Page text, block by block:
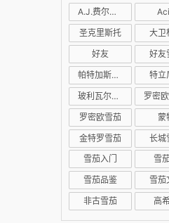
A.J.费尔南德斯
圣克里斯托
大卫
好友
好友
帕特加斯雪茄
特立
玻利瓦尔雪茄
罗密欧雪茄
蒙
金特罗雪茄
长城
雪茄入门
雪
雪茄品鉴
雪茄
非古雪茄
高